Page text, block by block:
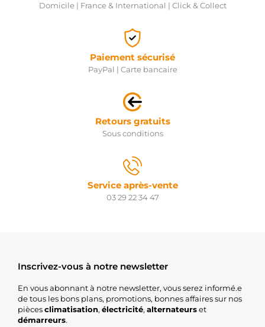
Domicile | France & International | Click & Collect
Paiement sécurisé
PayPal | Carte bancaire
Retours gratuits
Sous conditions
Service après-vente
03 29 22 34 47
Inscrivez-vous à notre newsletter
En vous abonnant à notre newsletter, vous serez informé.e
de tous les bons plans, promotions, bonnes affaires sur nos
piècesclimatisation, électricité, alternateurset
démarreurs.